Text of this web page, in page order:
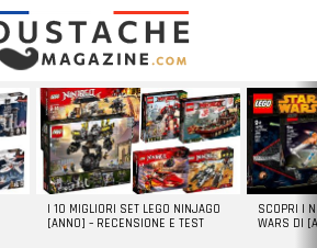
I 10 MIGLIORI SET LEGO NINJAGO
[ANNO] – RECENSIONE E TEST
SCOPRI I
WARS DI